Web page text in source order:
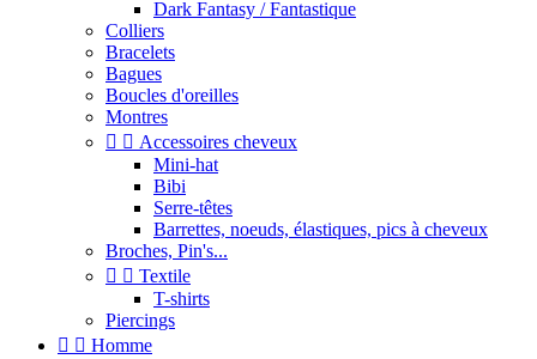
Dark Fantasy / Fantastique
Colliers
Bracelets
Bagues
Boucles d'oreilles
Montres
  Accessoires cheveux
Mini-hat
Bibi
Serre-têtes
Barrettes, noeuds, élastiques, pics à cheveux
Broches, Pin's...
  Textile
T-shirts
Piercings
  Homme